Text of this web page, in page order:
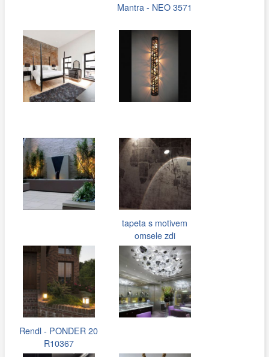
Mantra - NEO 3571
tapeta s motivem
omsele zdi
Rendl - PONDER 20
R10367